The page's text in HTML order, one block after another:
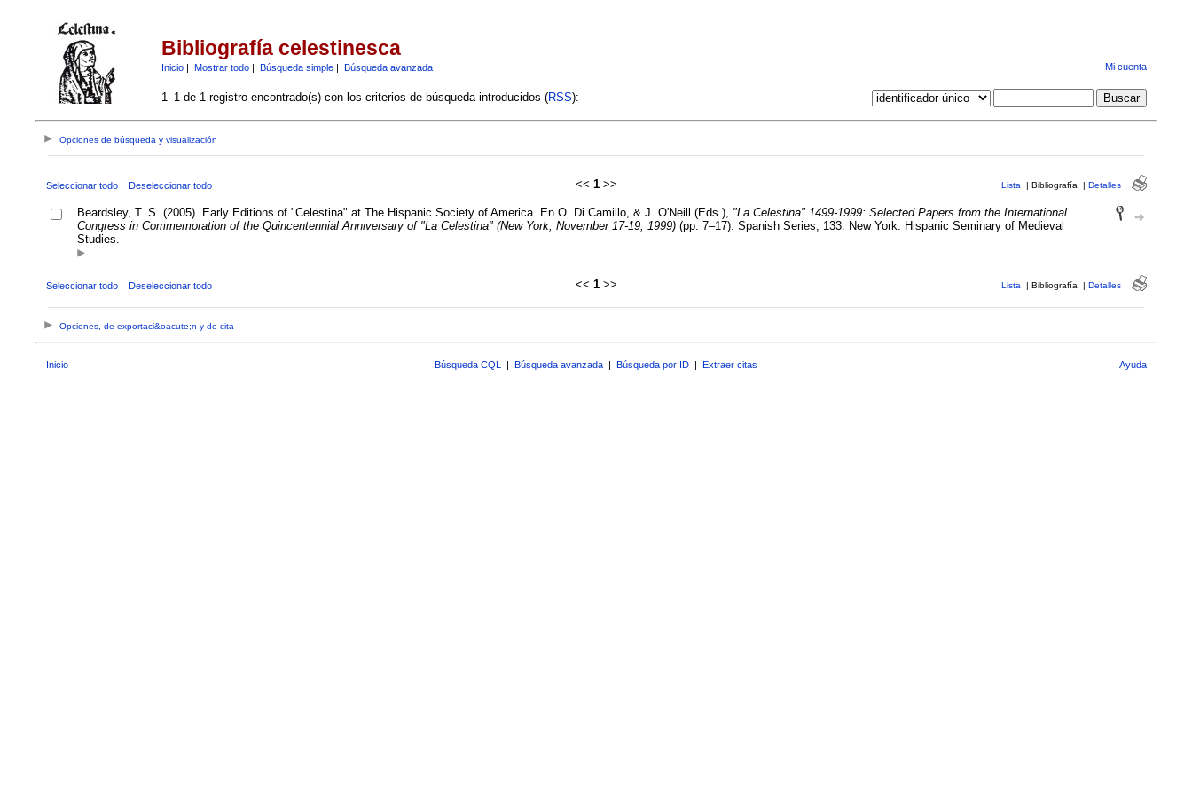
Bibliografía celestinesca
Inicio| Mostrar todo| Búsqueda simple| Búsqueda avanzada Mi cuenta
1–1 de 1 registro encontrado(s) con los criterios de búsqueda introducidos (RSS):
Opciones de búsqueda y visualización
Seleccionar todo Deseleccionar todo << 1>> Lista | Bibliografía | Detalles
Beardsley, T. S. (2005). Early Editions of "Celestina" at The Hispanic Society of America. En O. Di Camillo, & J. O'Neill (Eds.), "La Celestina" 1499-1999: Selected Papers from the International
Congress in Commemoration of the Quincentennial Anniversary of "La Celestina" (New York, November 17-19, 1999)(pp. 7–17). Spanish Series, 133. New York: Hispanic Seminary of Medieval
Studies.
Seleccionar todo Deseleccionar todo << 1>> Lista | Bibliografía | Detalles
Opciones, de exportaci&oacute;n y de cita
Inicio Búsqueda CQL | Búsqueda avanzada | Búsqueda por ID | Extraer citas Ayuda